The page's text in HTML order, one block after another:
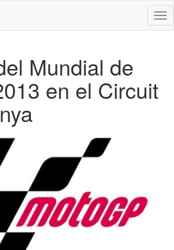
Mundial de
en el Circuit